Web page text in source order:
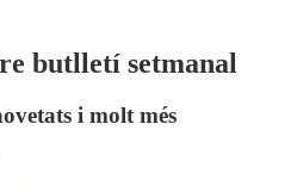
butlletí setmanal
i molt més